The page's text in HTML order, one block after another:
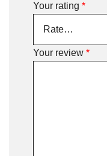
Your rating *
Your review *